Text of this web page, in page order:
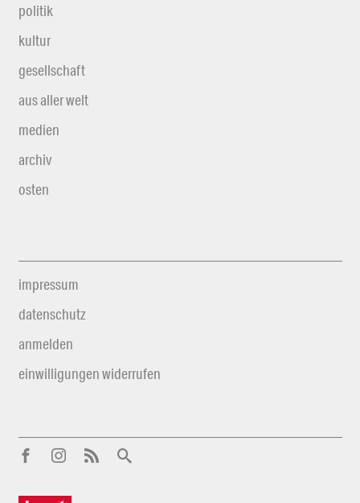
politik
kultur
gesellschaft
aus aller welt
medien
archiv
osten
impressum
datenschutz
anmelden
einwilligungen widerrufen